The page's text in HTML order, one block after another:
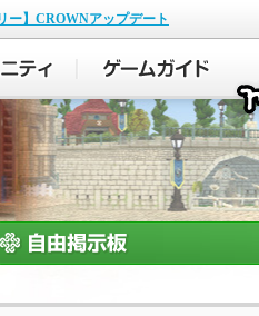
ー】CROWNアップデート